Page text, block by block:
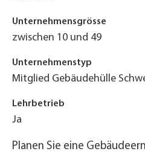
Unternehmensgrösse
zwischen 10 und 49
Unternehmenstyp
Mitglied Gebäudehülle
Lehrbetrieb
Ja
Planen Sie eine